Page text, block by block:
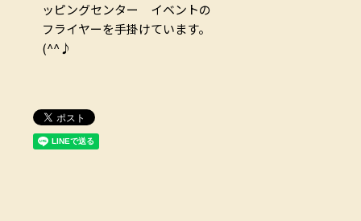
ッピングセンター イベントの
フライヤーを手掛けています。
(^^♪